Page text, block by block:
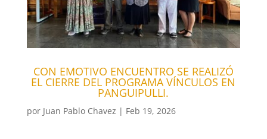
CON EMOTIVO ENCUENTRO SE REALIZÓ
EL CIERRE DEL PROGRAMA VÍNCULOS EN
PANGUIPULLI.
por Juan Pablo Chavez | Feb 19, 2026